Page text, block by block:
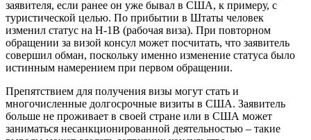
заявителя, если ранее он уже бывал в США, к примеру, с
туристической целью. По прибытии в Штаты человек
изменил статус на H-1B (рабочая виза). При повторном
обращении за визой консул может посчитать, что заявитель
совершил обман, поскольку именно изменение статуса было
истинным намерением при первом обращении.
Препятствием для получения визы могут стать и
многочисленные долгосрочные визиты в США. Заявитель
больше не проживает в своей стране или в США может
заниматься несанкционированной деятельностью – такие